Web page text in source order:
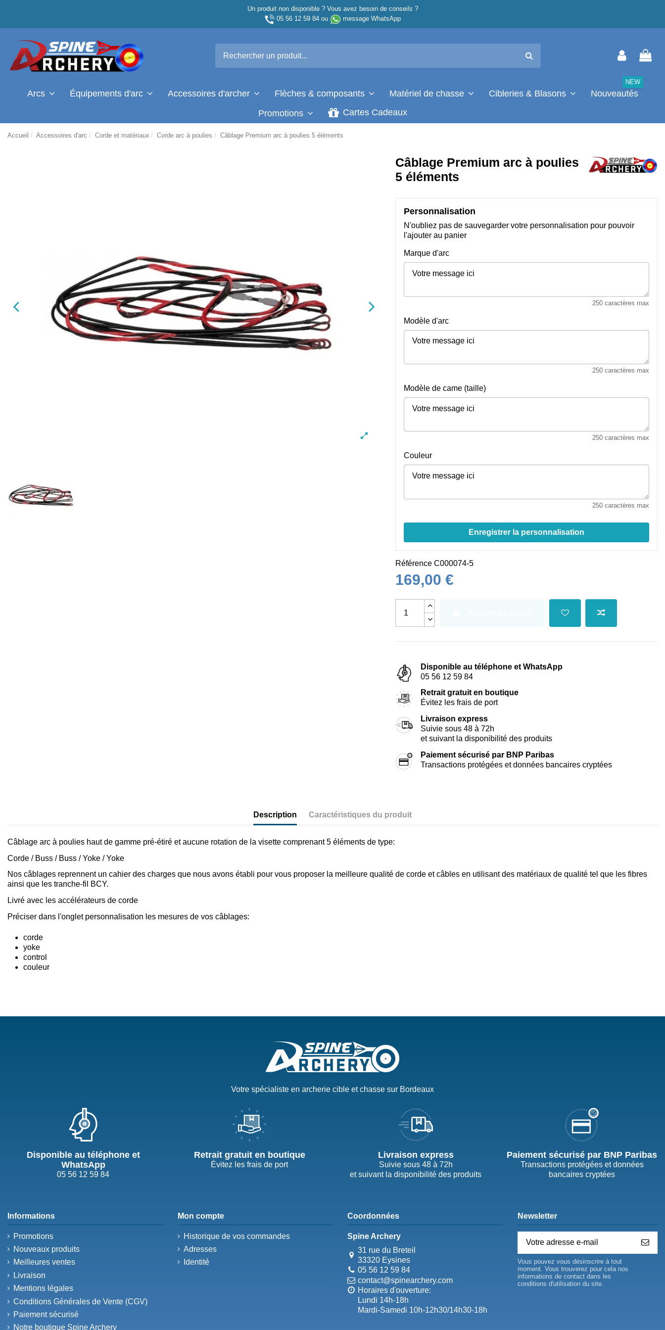
Un produit non disponible ? Vous avez besoin de conseils ?
05 56 12 59 84ou message WhatsApp
Arcs Équipements d'arc Accessoires d'archer Flèches & composants Matériel de chasse Cibleries & Blasons Nouveautés
NEW
Promotions Cartes Cadeaux
Accueil Accessoires d'arc Corde et matériaux Corde arc à poulies Câblage Premium arc à poulies 5 éléments
Câblage Premium arc à poulies
5 éléments
Personnalisation
N'oubliez pas de sauvegarder votre personnalisation pour pouvoir
l'ajouter au panier
Marque d'arc
250 caractères max
Modèle d'arc
250 caractères max
Modèle de came (taille)
250 caractères max
Couleur
250 caractères max
Enregistrer la personnalisation
Référence C000074-5
169,00 €
Disponible au téléphone et WhatsApp
05 56 12 59 84
Retrait gratuit en boutique
Évitez les frais de port
Livraison express
Suivie sous 48 à 72h
et suivant la disponibilité des produits
Paiement sécurisé par BNP Paribas
Transactions protégées et données bancaires cryptées
Description Caractéristiques du produit
Câblage arc à poulies haut de gamme pré-étiré et aucune rotation de la visette comprenant 5 éléments de type:
Corde / Buss / Buss / Yoke / Yoke
Nos câblages reprennent un cahier des charges que nous avons établi pour vous proposer la meilleure qualité de corde et câbles en utilisant des matériaux de qualité tel que les fibres
ainsi que les tranche-fil BCY.
Livré avec les accélérateurs de corde
Préciser dans l'onglet personnalisation les mesures de vos câblages:
corde
yoke
control
couleur
Votre spécialiste en archerie cible et chasse sur Bordeaux
Disponible au téléphone et
WhatsApp
05 56 12 59 84
Retrait gratuit en boutique
Évitez les frais de port
Livraison express
Suivie sous 48 à 72h
et suivant la disponibilité des produits
Paiement sécurisé par BNP Paribas
Transactions protégées et données
bancaires cryptées
Informations
Promotions
Nouveaux produits
Meilleures ventes
Livraison
Mentions légales
Conditions Générales de Vente (CGV)
Paiement sécurisé
Notre boutique Spine Archery
Mon compte
Historique de vos commandes
Adresses
Identité
Coordonnées
Spine Archery
31 rue du Breteil
33320 Eysines
05 56 12 59 84
contact@spinearchery.com
Horaires d'ouverture:
Lundi 14h-18h
Mardi-Samedi 10h-12h30/14h30-18h
Newsletter
Vous pouvez vous désinscrire à tout
moment. Vous trouverez pour cela nos
informations de contact dans les
conditions d'utilisation du site.